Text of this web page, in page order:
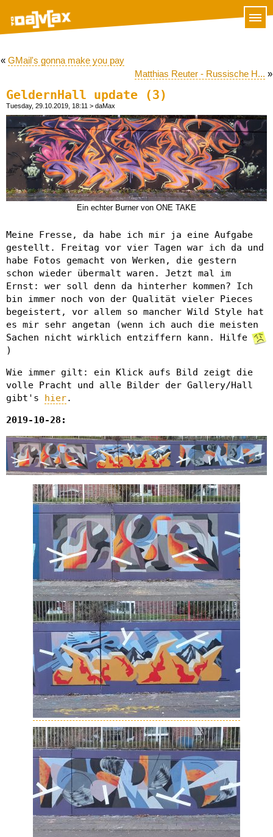
« GMail's gonna make you pay
Matthias Reuter - Russische H... »
GeldernHall update (3)
Tuesday, 29.10.2019, 18:11 > daMax
Ein echter Burner von ONE TAKE
Meine Fresse, da habe ich mir ja eine Aufgabe
gestellt. Freitag vor vier Tagen war ich da und
habe Fotos gemacht von Werken, die gestern
schon wieder übermalt waren. Jetzt mal im
Ernst: wer soll denn da hinterher kommen? Ich
bin immer noch von der Qualität vieler Pieces
begeistert, vor allem so mancher Wild Style hat
es mir sehr angetan (wenn ich auch die meisten
Sachen nicht wirklich entziffern kann. Hilfe
)
Wie immer gilt: ein Klick aufs Bild zeigt die
volle Pracht und alle Bilder der Gallery/Hall
gibt's hier.
2019-10-28: